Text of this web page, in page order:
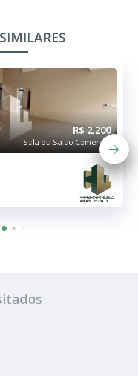
R$ 2.200
Sala ou Salão Comercial